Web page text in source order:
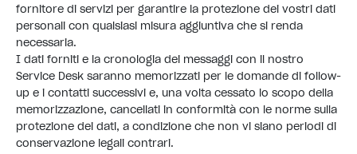
fornitore di servizi per garantire la protezione dei vostri dati
personali con qualsiasi misura aggiuntiva che si renda
necessaria.
I dati forniti e la cronologia dei messaggi con il nostro
Service Desk saranno memorizzati per le domande di follow-
up e i contatti successivi e, una volta cessato lo scopo della
memorizzazione, cancellati in conformità con le norme sulla
protezione dei dati, a condizione che non vi siano periodi di
conservazione legali contrari.